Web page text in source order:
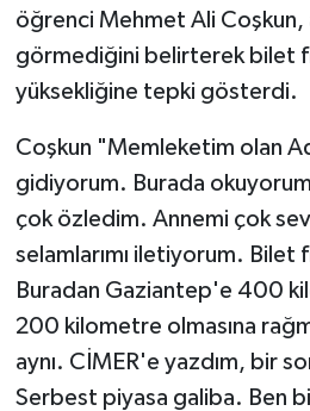
öğrenci Mehmet Ali Coşkun,
görmediğini belirterek bilet
yüksekliğine tepki gösterdi.
Coşkun "Memleketim olan
gidiyorum. Burada
çok özledim. Annemi çok
selamlarımı iletiyorum. Bilet
Buradan Gaziantep'e 400
200 kilometre olmasına
aynı. CİMER'e yazdım, bir
Serbest piyasa galiba. Ben